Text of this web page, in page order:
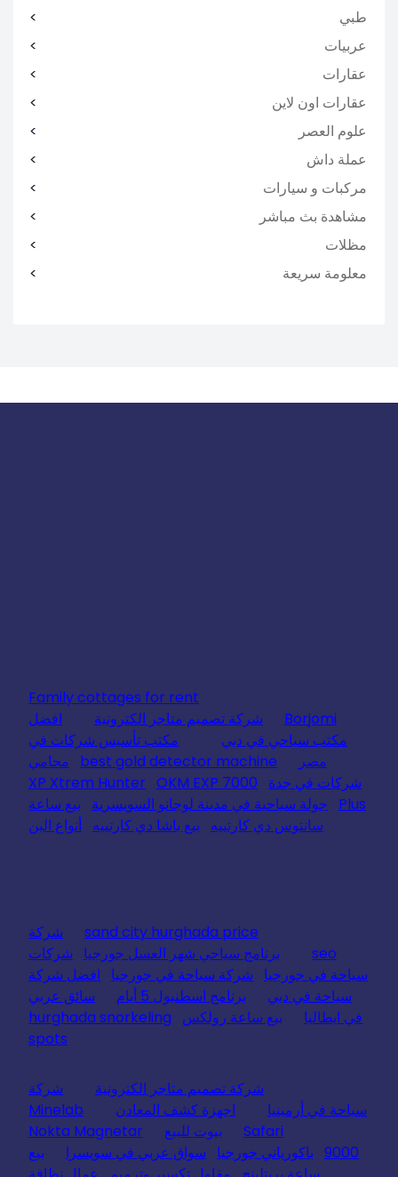
طبي
عربيات
عقارات
عقارات اون لاين
علوم العصر
عملة داش
مركبات و سيارات
مشاهدة بث مباشر
مظلات
معلومة سريعة
Family cottages for rent
Borjomi
شركة تصميم متاجر الكترونية
افضل
مكتب سياحي في دبي
مكتب تأسيس شركات في
مصر
best gold detector machine
محامي
شركات في جدة
XP Xtrem Hunter OKM EXP 7000
Plus
جولة سياحية في مدينة لوجانو السويسرية
بيع ساعة
سانتوس دي كارتييه
بيع باشا دي كارتييه أنواع البن
sand city hurghada price
شركة
seo
برنامج سياحي شهر العسل جورجيا
شركات
سياحة في جورجيا
شركة سياحة في جورجيا
افضل شركة
سياحة في دبي
برنامج اسطنبول 5 أيام
سائق عربي
في ايطاليا
بيع ساعة رولكس
hurghada snorkeling
spots
شركة تصميم متاجر الكترونية
شركة
سياحة في أرمينيا
اجهزة كشف المعادن
Minelab
Safari
بيوت للبيع
Nokta Magnetar
9000 باكورياني جورجيا سواق عربي في سويسرا
بيع